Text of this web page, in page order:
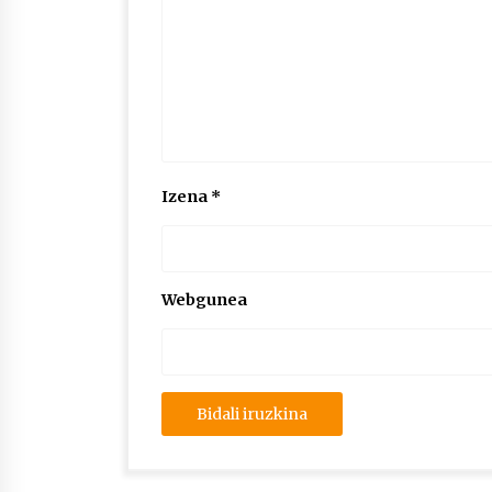
Izena *
Webgunea